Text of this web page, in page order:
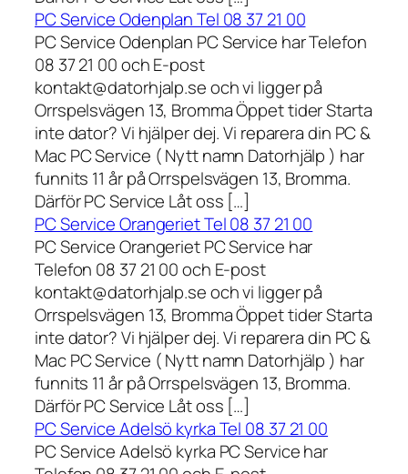
PC Service Odenplan Tel 08 37 21 00
PC Service Odenplan PC Service har Telefon
08 37 21 00 och E-post
kontakt@datorhjalp.se och vi ligger på
Orrspelsvägen 13, Bromma Öppet tider Starta
inte dator? Vi hjälper dej. Vi reparera din PC &
Mac PC Service ( Nytt namn Datorhjälp ) har
funnits 11 år på Orrspelsvägen 13, Bromma.
Därför PC Service Låt oss […]
PC Service Orangeriet Tel 08 37 21 00
PC Service Orangeriet PC Service har
Telefon 08 37 21 00 och E-post
kontakt@datorhjalp.se och vi ligger på
Orrspelsvägen 13, Bromma Öppet tider Starta
inte dator? Vi hjälper dej. Vi reparera din PC &
Mac PC Service ( Nytt namn Datorhjälp ) har
funnits 11 år på Orrspelsvägen 13, Bromma.
Därför PC Service Låt oss […]
PC Service Adelsö kyrka Tel 08 37 21 00
PC Service Adelsö kyrka PC Service har